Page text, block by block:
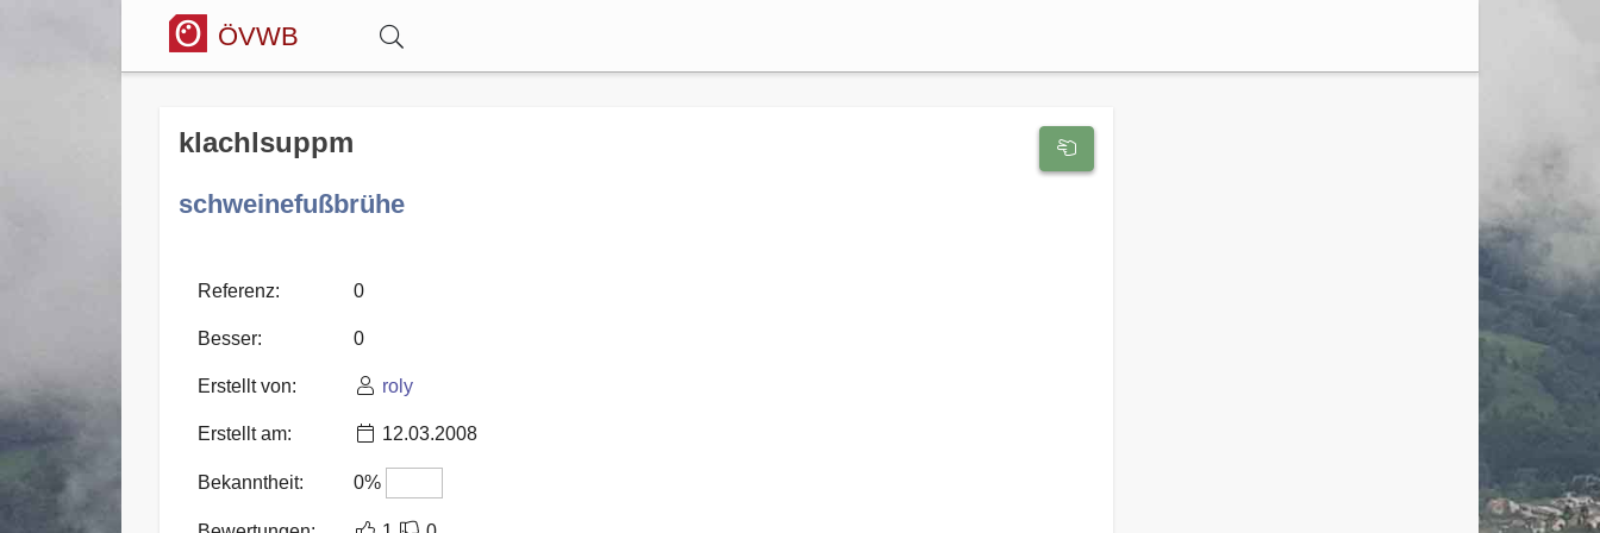
ÖVWB
Wörterbuch
Blog
klachlsuppm
schweinefußbrühe
Referenz: 0
Besser: 0
Erstellt von: roly
Erstellt am: 12.03.2008
Bekanntheit: 0%